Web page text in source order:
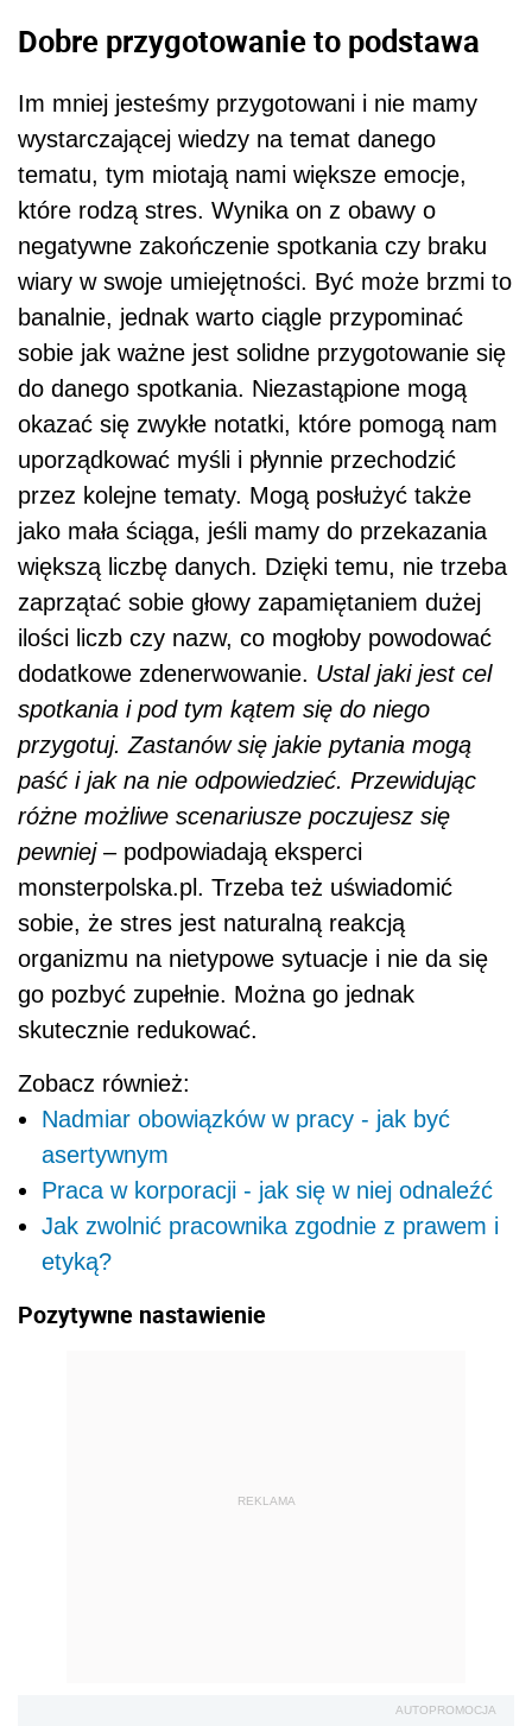
Dobre przygotowanie to podstawa
Im mniej jesteśmy przygotowani i nie mamy
wystarczającej wiedzy na temat danego
tematu, tym miotają nami większe emocje,
które rodzą stres. Wynika on z obawy o
negatywne zakończenie spotkania czy braku
wiary w swoje umiejętności. Być może brzmi to
banalnie, jednak warto ciągle przypominać
sobie jak ważne jest solidne przygotowanie się
do danego spotkania. Niezastąpione mogą
okazać się zwykłe notatki, które pomogą nam
uporządkować myśli i płynnie przechodzić
przez kolejne tematy. Mogą posłużyć także
jako mała ściąga, jeśli mamy do przekazania
większą liczbę danych. Dzięki temu, nie trzeba
zaprzątać sobie głowy zapamiętaniem dużej
ilości liczb czy nazw, co mogłoby powodować
dodatkowe zdenerwowanie. Ustal jaki jest cel
spotkania i pod tym kątem się do niego
przygotuj. Zastanów się jakie pytania mogą
paść i jak na nie odpowiedzieć. Przewidując
różne możliwe scenariusze poczujesz się
pewniej– podpowiadają eksperci
monsterpolska.pl. Trzeba też uświadomić
sobie, że stres jest naturalną reakcją
organizmu na nietypowe sytuacje i nie da się
go pozbyć zupełnie. Można go jednak
skutecznie redukować.
Zobacz również:
Nadmiar obowiązków w pracy - jak być
asertywnym
Praca w korporacji - jak się w niej odnaleźć
Jak zwolnić pracownika zgodnie z prawem i
etyką?
Pozytywne nastawienie
REKLAMA
AUTOPROMOCJA